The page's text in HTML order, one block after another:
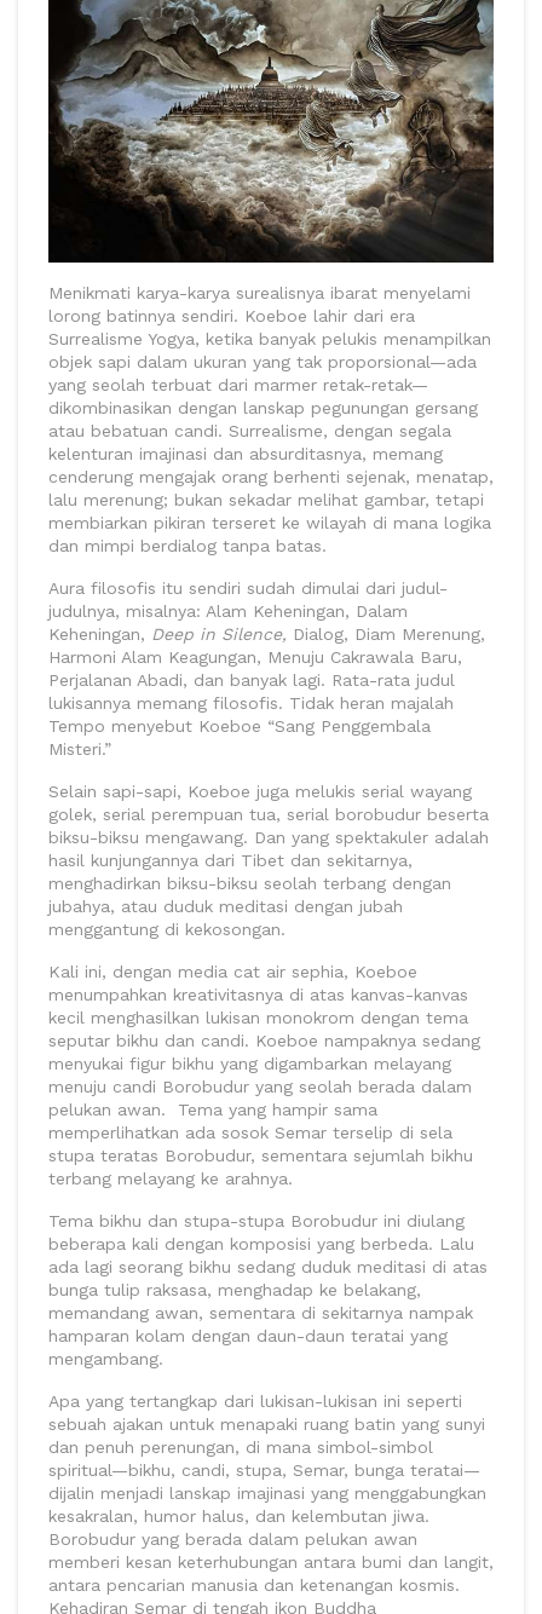
Menikmati karya-karya surealisnya ibarat menyelami
lorong batinnya sendiri. Koeboe lahir dari era
Surrealisme Yogya, ketika banyak pelukis menampilkan
objek sapi dalam ukuran yang tak proporsional—ada
yang seolah terbuat dari marmer retak-retak—
dikombinasikan dengan lanskap pegunungan gersang
atau bebatuan candi. Surrealisme, dengan segala
kelenturan imajinasi dan absurditasnya, memang
cenderung mengajak orang berhenti sejenak, menatap,
lalu merenung; bukan sekadar melihat gambar, tetapi
membiarkan pikiran terseret ke wilayah di mana logika
dan mimpi berdialog tanpa batas.
Aura filosofis itu sendiri sudah dimulai dari judul-
judulnya, misalnya: Alam Keheningan, Dalam
Keheningan, Deep in Silence, Dialog, Diam Merenung,
Harmoni Alam Keagungan, Menuju Cakrawala Baru,
Perjalanan Abadi, dan banyak lagi. Rata-rata judul
lukisannya memang filosofis. Tidak heran majalah
Tempo menyebut Koeboe “Sang Penggembala
Misteri.”
Selain sapi-sapi, Koeboe juga melukis serial wayang
golek, serial perempuan tua, serial borobudur beserta
biksu-biksu mengawang. Dan yang spektakuler adalah
hasil kunjungannya dari Tibet dan sekitarnya,
menghadirkan biksu-biksu seolah terbang dengan
jubahya, atau duduk meditasi dengan jubah
menggantung di kekosongan.
Kali ini, dengan media cat air sephia, Koeboe
menumpahkan kreativitasnya di atas kanvas-kanvas
kecil menghasilkan lukisan monokrom dengan tema
seputar bikhu dan candi. Koeboe nampaknya sedang
menyukai figur bikhu yang digambarkan melayang
menuju candi Borobudur yang seolah berada dalam
pelukan awan. Tema yang hampir sama
memperlihatkan ada sosok Semar terselip di sela
stupa teratas Borobudur, sementara sejumlah bikhu
terbang melayang ke arahnya.
Tema bikhu dan stupa-stupa Borobudur ini diulang
beberapa kali dengan komposisi yang berbeda. Lalu
ada lagi seorang bikhu sedang duduk meditasi di atas
bunga tulip raksasa, menghadap ke belakang,
memandang awan, sementara di sekitarnya nampak
hamparan kolam dengan daun-daun teratai yang
mengambang.
Apa yang tertangkap dari lukisan-lukisan ini seperti
sebuah ajakan untuk menapaki ruang batin yang sunyi
dan penuh perenungan, di mana simbol-simbol
spiritual—bikhu, candi, stupa, Semar, bunga teratai—
dijalin menjadi lanskap imajinasi yang menggabungkan
kesakralan, humor halus, dan kelembutan jiwa.
Borobudur yang berada dalam pelukan awan
memberi kesan keterhubungan antara bumi dan langit,
antara pencarian manusia dan ketenangan kosmis.
Kehadiran Semar di tengah ikon Buddha